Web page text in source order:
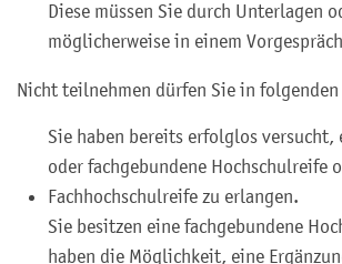
Diese müssen Sie durch Unterlagen
möglicherweise in einem
Nicht teilnehmen dürfen Sie in folgenden
Sie haben bereits erfolglos versucht,
oder fachgebundene Hochschulreife
Fachhochschulreife zu erlangen.
Sie besitzen eine fachgebundene
haben die Möglichkeit, eine